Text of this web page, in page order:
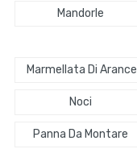
Mandorle
Marmellata Di Arance
Noci
Panna Da Montare